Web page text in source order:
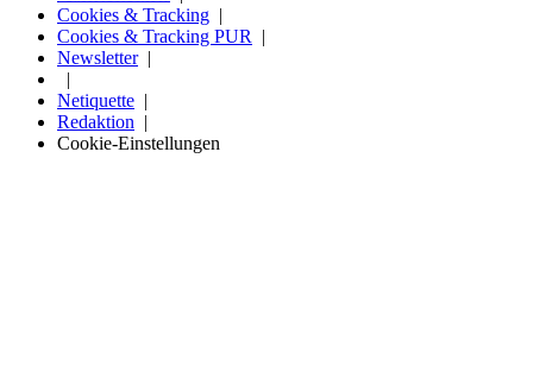
Cookies & Tracking
Cookies & Tracking PUR
Newsletter
Netiquette
Redaktion
Cookie-Einstellungen